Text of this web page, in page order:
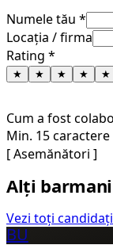
Numele tău *
Locația / firma
Rating *
★ ★ ★ ★ ★
Cum a fost
Min. 15 caractere
[ Asemănători ]
Alți
Vezi toți
BU